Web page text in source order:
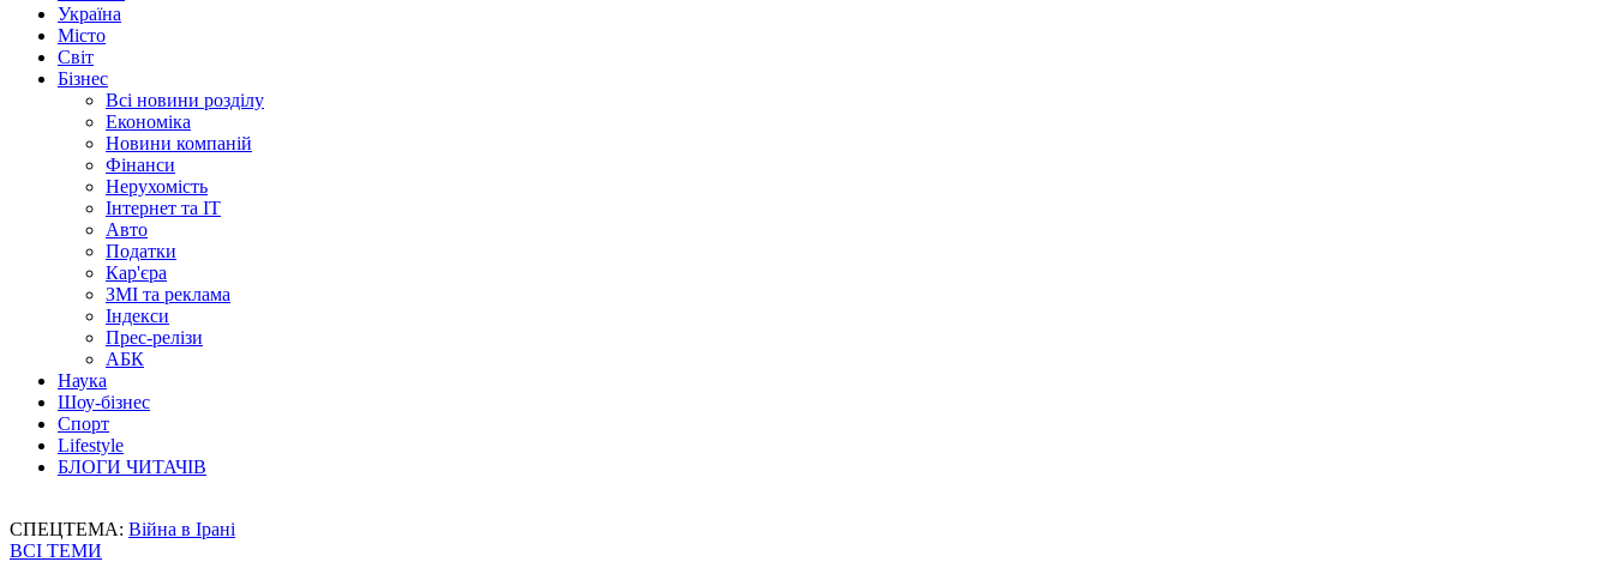
Україна
Місто
Світ
Бізнес
Всі новини розділу
Економіка
Новини компаній
Фінанси
Нерухомість
Інтернет та IT
Авто
Податки
Кар'єра
ЗМІ та реклама
Індекси
Прес-релізи
АБК
Наука
Шоу-бізнес
Спорт
Lifestyle
БЛОГИ ЧИТАЧІВ
СПЕЦТЕМА: Війна в Ірані
ВСІ ТЕМИ